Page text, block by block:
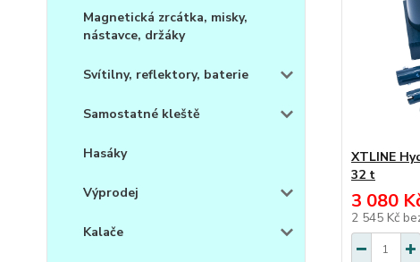
Magnetická zrcátka, misky,
nástavce, držáky
Svítilny, reflektory, baterie
Samostatné kleště
Hasáky
Výprodej
Kalače
XTLINE
32 t
3 080
2 545 Kč